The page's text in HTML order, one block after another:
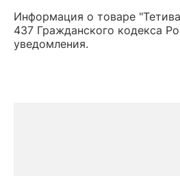
Информация о товаре
437 Гражданского кодекса
уведомления.